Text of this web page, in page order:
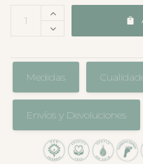
Medidas
Envíos y Devoluciones